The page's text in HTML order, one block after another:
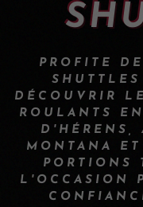
PROFITE
DÉCOUVRIR
ROULANTS
D'HÉRENS,
MONTANA
PORTIONS
L'OCCASION